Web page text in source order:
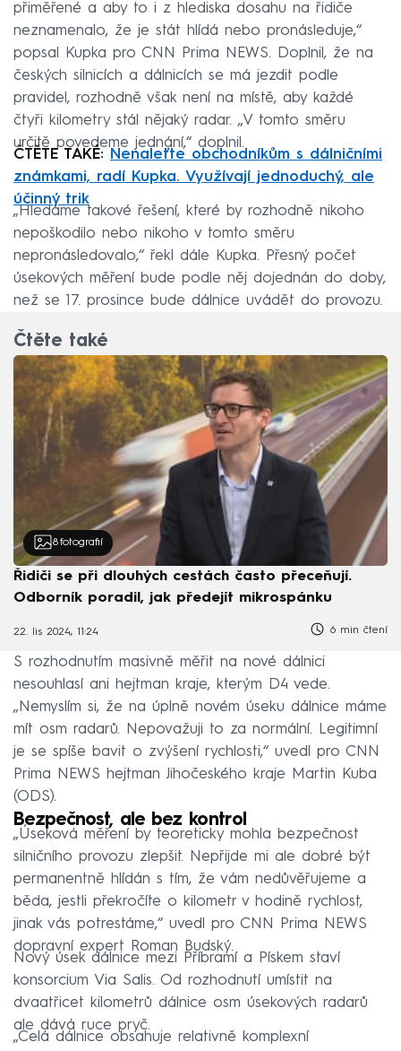
přiměřené a aby to i z hlediska dosahu na řidiče
neznamenalo, že je stát hlídá nebo pronásleduje,“
popsal Kupka pro CNN Prima NEWS. Doplnil, že na
českých silnicích a dálnicích se má jezdit podle
pravidel, rozhodně však není na místě, aby každé
čtyři kilometry stál nějaký radar. „V tomto směru
určitě povedeme jednání,“ doplnil.
ČTĚTE TAKÉ:
Nenaleťte obchodníkům s dálničními
známkami, radí Kupka. Využívají jednoduchý, ale
účinný trik
„Hledáme takové řešení, které by rozhodně nikoho
nepoškodilo nebo nikoho v tomto směru
nepronásledovalo,“ řekl dále Kupka. Přesný počet
úsekových měření bude podle něj dojednán do doby,
než se 17. prosince bude dálnice uvádět do provozu.
Čtěte také
8 fotografií
Řidiči se při dlouhých cestách často přeceňují.
Odborník poradil, jak předejít mikrospánku
22. lis 2024, 11:24 6 min čtení
S rozhodnutím masivně měřit na nové dálnici
nesouhlasí ani hejtman kraje, kterým D4 vede.
„Nemyslím si, že na úplně novém úseku dálnice máme
mít osm radarů. Nepovažuji to za normální. Legitimní
je se spíše bavit o zvýšení rychlosti,“ uvedl pro CNN
Prima NEWS hejtman Jihočeského kraje Martin Kuba
(ODS).
Bezpečnost, ale bez kontrol
„Úseková měření by teoreticky mohla bezpečnost
silničního provozu zlepšit. Nepřijde mi ale dobré být
permanentně hlídán s tím, že vám nedůvěřujeme a
běda, jestli překročíte o kilometr v hodině rychlost,
jinak vás potrestáme,“ uvedl pro CNN Prima NEWS
dopravní expert Roman Budský.
Nový úsek dálnice mezi Příbramí a Pískem staví
konsorcium Via Salis. Od rozhodnutí umístit na
dvaatřicet kilometrů dálnice osm úsekových radarů
ale dává ruce pryč.
„Celá dálnice obsahuje relativně komplexní